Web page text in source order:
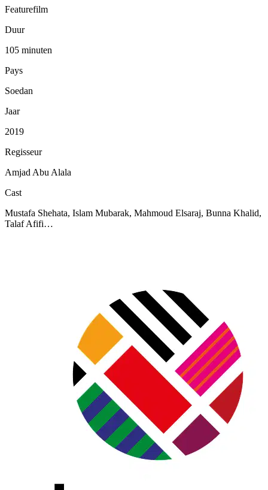
Featurefilm
Duur
105 minuten
Pays
Soedan
Jaar
2019
Regisseur
Amjad Abu Alala
Cast
Mustafa Shehata, Islam Mubarak, Mahmoud Elsaraj, Bunna Khalid,
Talaf Afifi…